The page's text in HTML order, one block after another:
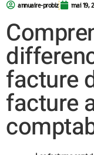
annuaire-probiz mai 19,
facture
facture